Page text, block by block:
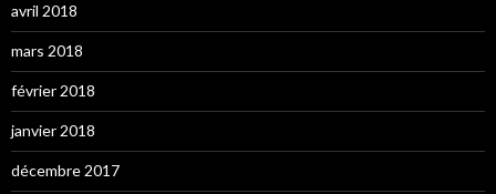
avril 2018
mars 2018
février 2018
janvier 2018
décembre 2017